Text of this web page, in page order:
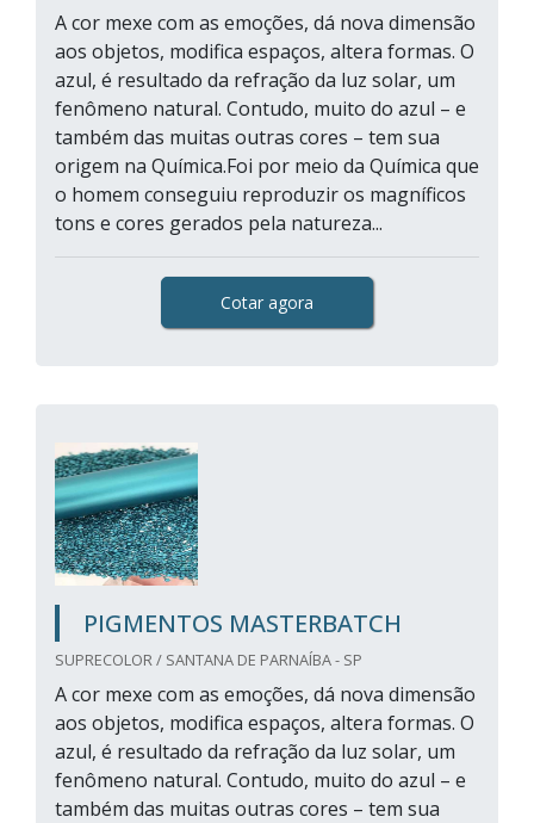
A cor mexe com as emoções, dá nova dimensão
aos objetos, modifica espaços, altera formas. O
azul, é resultado da refração da luz solar, um
fenômeno natural. Contudo, muito do azul – e
também das muitas outras cores – tem sua
origem na Química.Foi por meio da Química que
o homem conseguiu reproduzir os magníficos
tons e cores gerados pela natureza...
Cotar agora
PIGMENTOS MASTERBATCH
SUPRECOLOR / SANTANA DE PARNAÍBA - SP
A cor mexe com as emoções, dá nova dimensão
aos objetos, modifica espaços, altera formas. O
azul, é resultado da refração da luz solar, um
fenômeno natural. Contudo, muito do azul – e
também das muitas outras cores – tem sua